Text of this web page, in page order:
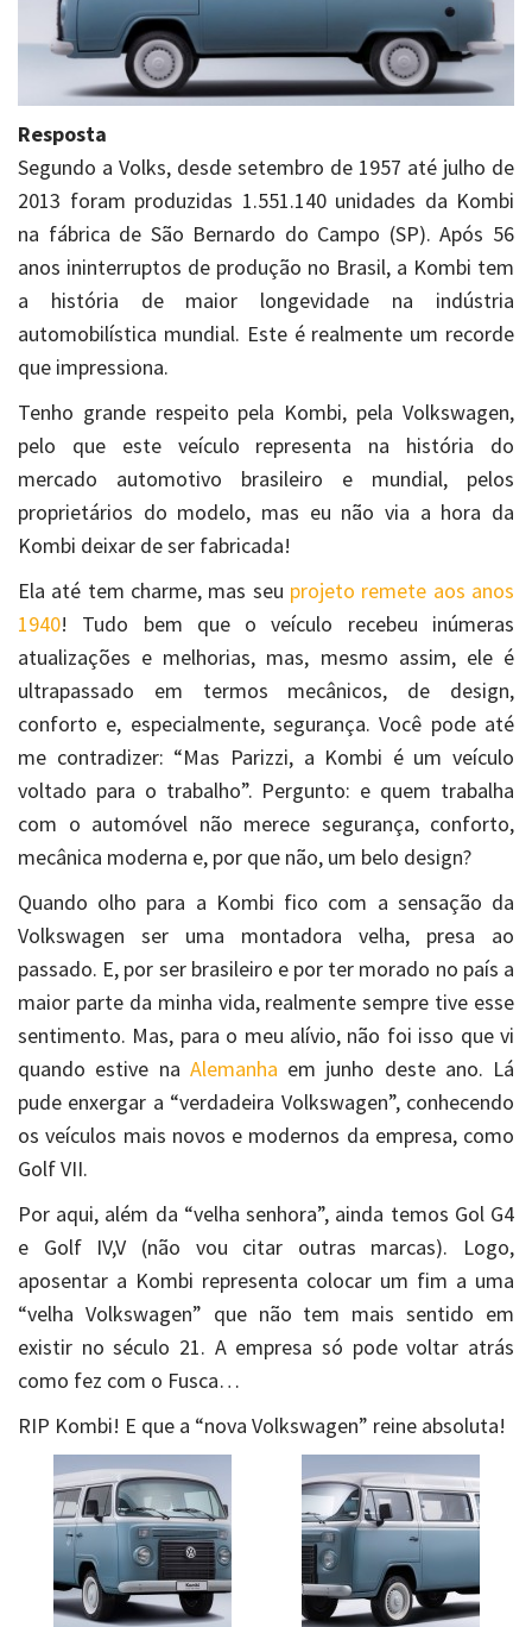
Resposta
Segundo a Volks, desde setembro de 1957 até julho de
2013 foram produzidas 1.551.140 unidades da Kombi
na fábrica de São Bernardo do Campo (SP). Após 56
anos ininterruptos de produção no Brasil, a Kombi tem
a história de maior longevidade na indústria
automobilística mundial. Este é realmente um recorde
que impressiona.
Tenho grande respeito pela Kombi, pela Volkswagen,
pelo que este veículo representa na história do
mercado automotivo brasileiro e mundial, pelos
proprietários do modelo, mas eu não via a hora da
Kombi deixar de ser fabricada!
Ela até tem charme, mas seu projeto remete aos anos
1940! Tudo bem que o veículo recebeu inúmeras
atualizações e melhorias, mas, mesmo assim, ele é
ultrapassado em termos mecânicos, de design,
conforto e, especialmente, segurança. Você pode até
me contradizer: “Mas Parizzi, a Kombi é um veículo
voltado para o trabalho”. Pergunto: e quem trabalha
com o automóvel não merece segurança, conforto,
mecânica moderna e, por que não, um belo design?
Quando olho para a Kombi fico com a sensação da
Volkswagen ser uma montadora velha, presa ao
passado. E, por ser brasileiro e por ter morado no país a
maior parte da minha vida, realmente sempre tive esse
sentimento. Mas, para o meu alívio, não foi isso que vi
quando estive na Alemanha em junho deste ano. Lá
pude enxergar a “verdadeira Volkswagen”, conhecendo
os veículos mais novos e modernos da empresa, como
Golf VII.
Por aqui, além da “velha senhora”, ainda temos Gol G4
e Golf IV,V (não vou citar outras marcas). Logo,
aposentar a Kombi representa colocar um fim a uma
“velha Volkswagen” que não tem mais sentido em
existir no século 21. A empresa só pode voltar atrás
como fez com o Fusca…
RIP Kombi! E que a “nova Volkswagen” reine absoluta!